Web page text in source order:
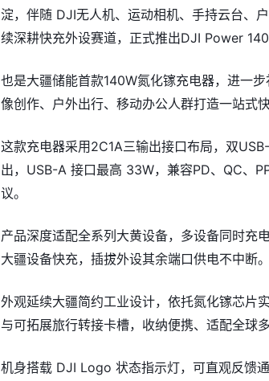
淀，伴随 DJI无人机、运动相机、手持云台、
续深耕快充外设赛道，正式推出DJI Power
也是大疆储能首款140W氮化镓充电器，进一
像创作、户外出行、移动办公人群打造一站式快
这款充电器采用2C1A三输出接口布局，双
出，USB-A 接口最高 33W，兼容PD、QC、
议。
产品深度适配全系列大黄设备，多设备同时充
大疆设备快充，插拔外设其余端口供电不中断。
外观延续大疆简约工业设计，依托氮化镓芯片
与可拓展旅行转接卡槽，收纳便携、适配全球多
机身搭载 DJI Logo 状态指示灯，可直观反馈